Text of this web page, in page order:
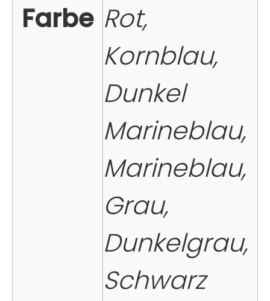
Farbe Rot,
Kornblau,
Dunkel
Marineblau,
Marineblau,
Grau,
Dunkelgrau,
Schwarz